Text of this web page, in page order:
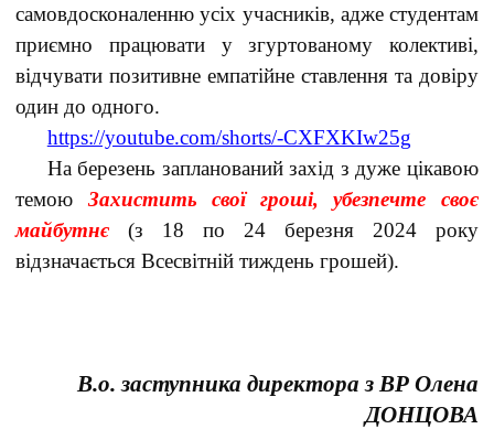
самовдосконаленню усіх учасників, адже студентам
приємно працювати у згуртованому колективі,
відчувати позитивне емпатійне ставлення та довіру
один до одного.
https://youtube.com/shorts/-CXFXKIw25g
На березень запланований захід з дуже цікавою
темою Захистить свої гроші, убезпечте своє
майбутнє (з 18 по 24 березня 2024 року
відзначається Всесвітній тиждень грошей).
В.о. заступника директора з ВР Олена
ДОНЦОВА